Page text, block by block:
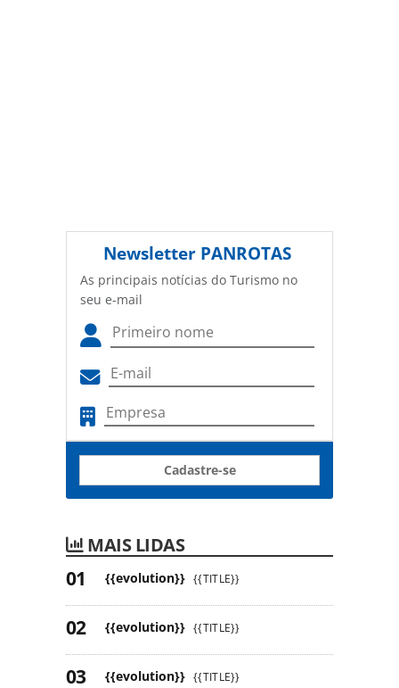
Newsletter PANROTAS
As principais notícias do Turismo no
seu e-mail
Cadastre-se
MAIS LIDAS
{{evolution}} {{TITLE}}
{{evolution}} {{TITLE}}
{{evolution}} {{TITLE}}